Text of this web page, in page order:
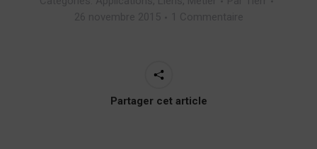
Partager cet article